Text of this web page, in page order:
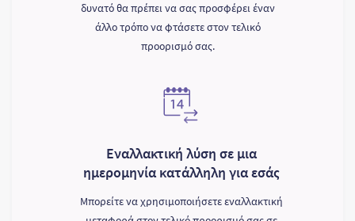
δυνατό θα πρέπει να σας προσφέρει έναν
άλλο τρόπο να φτάσετε στον τελικό
προορισμό σας.
Εναλλακτική λύση σε μια
ημερομηνία κατάλληλη για εσάς
Μπορείτε να χρησιμοποιήσετε εναλλακτική